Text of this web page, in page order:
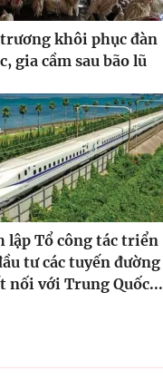
khôi phục đàn
gia cầm sau bão lũ
lập Tổ công tác triển
tư các tuyến đường
nối với Trung Quốc...